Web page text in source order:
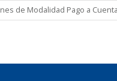
de Modalidad Pago a Cuenta